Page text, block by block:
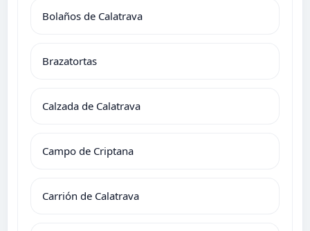
Bolaños de Calatrava
Brazatortas
Calzada de Calatrava
Campo de Criptana
Carrión de Calatrava